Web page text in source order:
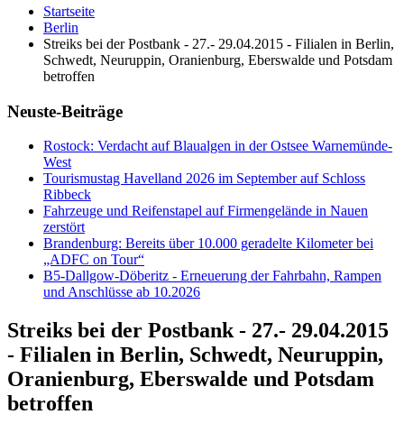
Startseite
Berlin
Streiks bei der Postbank - 27.- 29.04.2015 - Filialen in Berlin,
Schwedt, Neuruppin, Oranienburg, Eberswalde und Potsdam
betroffen
Neuste-Beiträge
Rostock: Verdacht auf Blaualgen in der Ostsee Warnemünde-
West
Tourismustag Havelland 2026 im September auf Schloss
Ribbeck
Fahrzeuge und Reifenstapel auf Firmengelände in Nauen
zerstört
Brandenburg: Bereits über 10.000 geradelte Kilometer bei
„ADFC on Tour“
B5-Dallgow-Döberitz - Erneuerung der Fahrbahn, Rampen
und Anschlüsse ab 10.2026
Streiks bei der Postbank - 27.- 29.04.2015
- Filialen in Berlin, Schwedt, Neuruppin,
Oranienburg, Eberswalde und Potsdam
betroffen